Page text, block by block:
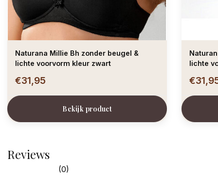
Naturana Millie Bh zonder beugel &
lichte voorvorm kleur zwart
€31,95
Bekijk product
lichte
Reviews
(0)